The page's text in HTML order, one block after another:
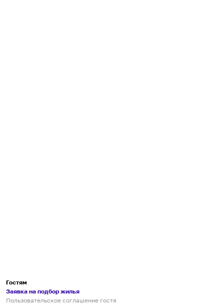
Гостям
Заявка на подбор жилья
Пользовательское соглашение гостя